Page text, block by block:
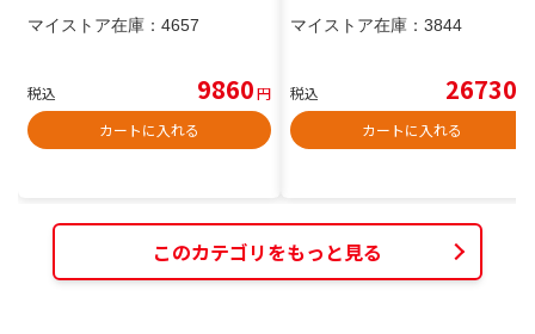
マイストア在庫： 4657
税込 9860円
カートに入れる
マイストア在庫： 3844
税込 26730
カートに入れる
このカテゴリをもっと見る